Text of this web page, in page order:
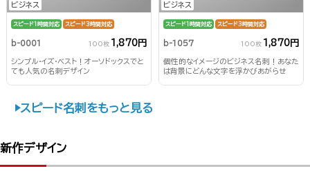
ビジネス
スピード1時間対応 スピード3時間対応
b-0001 100枚 1,870円
シンプル・イズ・ベスト！オーソドックスでと
ても人気の名刺デザイン
ビジネス
スピード1時間対応 スピード3時間対応
b-1057 100枚 1,870円
個性的なイメージのビジネス名刺！あなた
は背景にどんな文字を浮かびあがらせ
スピード名刺をもっと見る
新作デザイン